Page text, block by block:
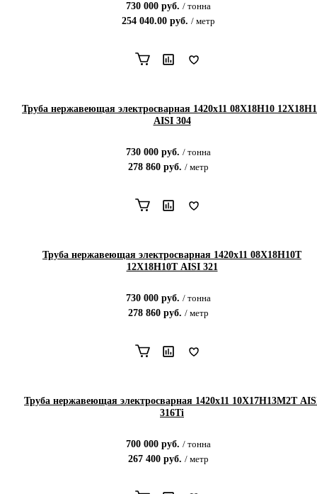
730 000 руб. / тонна
254 040.00 руб. / метр
Труба нержавеющая электросварная 1420х11 08Х18Н10
AISI 304
730 000 руб. / тонна
278 860 руб. / метр
Труба нержавеющая электросварная 1420х11 08Х18Н10Т
12Х18Н10Т AISI 321
730 000 руб. / тонна
278 860 руб. / метр
Труба нержавеющая электросварная 1420х11 10Х17Н13М2Т
316Ti
700 000 руб. / тонна
267 400 руб. / метр